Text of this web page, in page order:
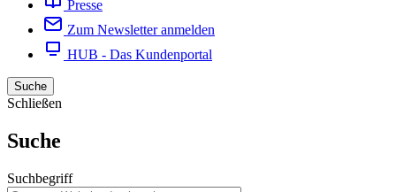
Presse
Zum Newsletter anmelden
HUB - Das Kundenportal
Suche
Schließen
Suche
Suchbegriff